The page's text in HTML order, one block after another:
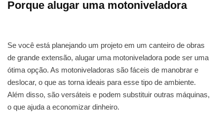
Porque alugar uma motoniveladora
Se você está planejando um projeto em um canteiro de obras
de grande extensão, alugar uma motoniveladora pode ser uma
ótima opção. As motoniveladoras são fáceis de manobrar e
deslocar, o que as torna ideais para esse tipo de ambiente.
Além disso, são versáteis e podem substituir outras máquinas,
o que ajuda a economizar dinheiro.